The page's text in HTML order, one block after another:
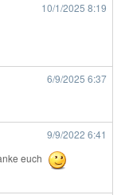
10/1/2025 8:19
6/9/2025 6:37
9/9/2022 6:41
euch